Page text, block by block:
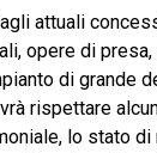
attuali
opere di
di grande
rispettare
lo stato